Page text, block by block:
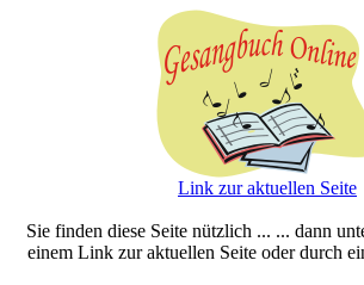
Link zur aktuellen Seite
Sie finden diese Seite nützlich ... ... dann
einem Link zur aktuellen Seite oder durch